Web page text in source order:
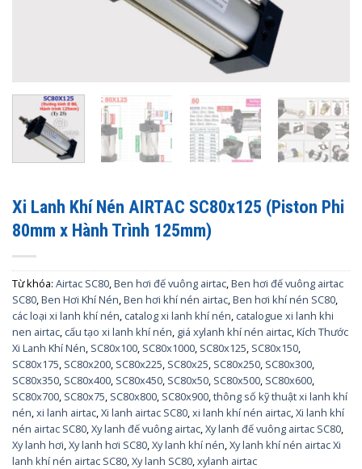
Xi Lanh Khí Nén AIRTAC SC80x125 (Piston Phi
80mm x Hành Trình 125mm)
Từ khóa: Airtac SC80,Ben hơi đế vuông airtac,Ben hơi đế vuông airtac
SC80,Ben Hơi Khí Nén,Ben hơi khí nén airtac,Ben hơi khí nén SC80,
các loại xi lanh khí nén, catalog xi lanh khí nén, catalogue xi lanh khi
nen airtac, cấu tạo xi lanh khí nén, giá xylanh khí nén airtac,Kích Thước
Xi Lanh Khí Nén, SC80x100, SC80x1000, SC80x125, SC80x150,
SC80x175, SC80x200, SC80x225, SC80x25, SC80x250, SC80x300,
SC80x350, SC80x400, SC80x450, SC80x50, SC80x500, SC80x600,
SC80x700, SC80x75, SC80x800, SC80x900,thông số kỹ thuật xi lanh khí
nén,xi lanh airtac,Xi lanh airtac SC80,xi lanh khí nén airtac,Xi lanh khí
nén airtac SC80,Xy lanh đế vuông airtac,Xy lanh đế vuông airtac SC80,
Xy lanh hơi,Xy lanh hơi SC80,Xy lanh khí nén,Xy lanh khí nén airtac Xi
lanh khí nén airtac SC80,Xy lanh SC80,xylanh airtac